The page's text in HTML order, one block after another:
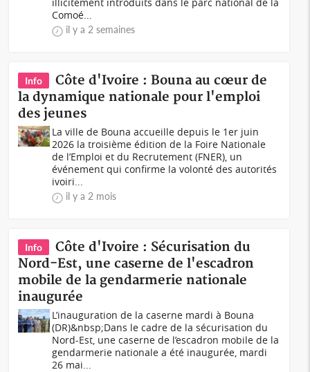
Comoé...
il y a 2 semaines
Info
Côte d'Ivoire : Bouna au cœur de
la dynamique nationale pour l'emploi
des jeunes
La ville de Bouna accueille depuis le 1er juin
2026 la troisième édition de la Foire Nationale
de l’Emploi et du Recrutement (FNER), un
événement qui confirme la volonté des autorités
ivoiri...
il y a 2 mois
Info
Côte d'Ivoire : Sécurisation du
Nord-Est, une caserne de l'escadron
mobile de la gendarmerie nationale
inaugurée
L’inauguration de la caserne mardi à Bouna
(DR)&nbsp;Dans le cadre de la sécurisation du
Nord-Est, une caserne de l’escadron mobile de la
gendarmerie nationale a été inaugurée, mardi
26 mai...